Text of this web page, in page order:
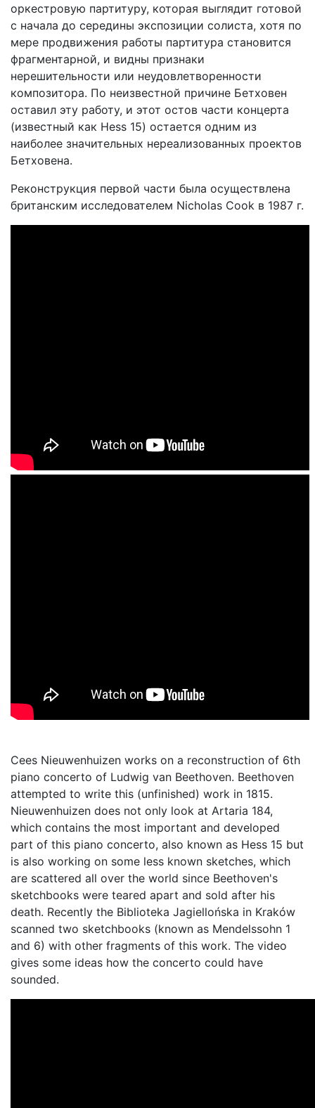
оркестровую партитуру, которая выглядит готовой
с начала до середины экспозиции солиста, хотя по
мере продвижения работы партитура становится
фрагментарной, и видны признаки
нерешительности или неудовлетворенности
композитора. По неизвестной причине Бетховен
оставил эту работу, и этот остов части концерта
(известный как Hess 15) остается одним из
наиболее значительных нереализованных проектов
Бетховена.
Реконструкция первой части была осуществлена
британским исследователем Nicholas Cook в 1987 г.
Cees Nieuwenhuizen works on a reconstruction of 6th
piano concerto of Ludwig van Beethoven. Beethoven
attempted to write this (unfinished) work in 1815.
Nieuwenhuizen does not only look at Artaria 184,
which contains the most important and developed
part of this piano concerto, also known as Hess 15 but
is also working on some less known sketches, which
are scattered all over the world since Beethoven's
sketchbooks were teared apart and sold after his
death. Recently the Biblioteka Jagiellońska in Kraków
scanned two sketchbooks (known as Mendelssohn 1
and 6) with other fragments of this work. The video
gives some ideas how the concerto could have
sounded.